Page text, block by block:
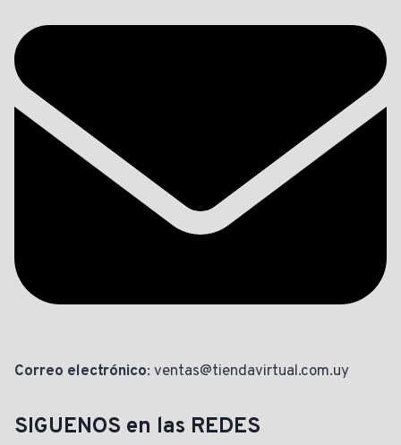
Correo electrónico: ventas@tiendavirtual.com.uy
SIGUENOS en las REDES